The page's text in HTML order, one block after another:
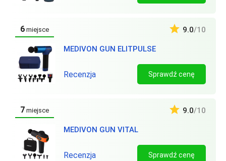
6 miejsce
MEDIVON GUN ELITPULSE
9.0/10
Recenzja Sprawdź cenę
7 miejsce
MEDIVON GUN VITAL
9.0/10
Recenzja Sprawdź cenę